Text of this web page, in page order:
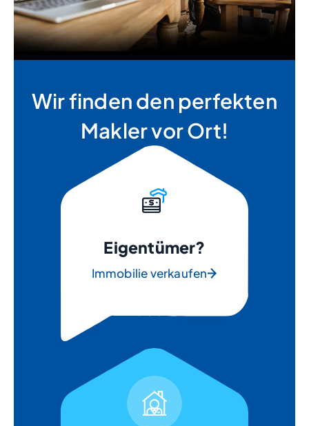
Wir finden den perfekten
Makler vor Ort!
Eigentümer?
Immobilie verkaufen